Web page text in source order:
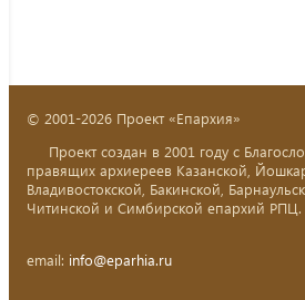
© 2001-2026 Проект «Епархия»
Проект создан в 2001 году с
правящих архиереев Казанской,
Владивостокской, Бакинской,
Читинской и Симбирской епархий РПЦ.
email: info@eparhia.ru